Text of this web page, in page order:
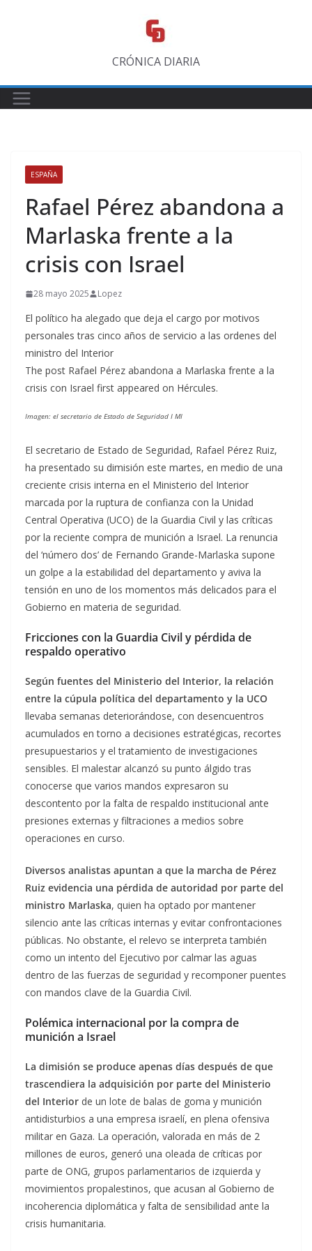
CRÓNICA DIARIA
ESPAÑA
Rafael Pérez abandona a
Marlaska frente a la
crisis con Israel
28 mayo 2025 Lopez
El político ha alegado que deja el cargo por motivos
personales tras cinco años de servicio a las ordenes del
ministro del Interior
The post Rafael Pérez abandona a Marlaska frente a la
crisis con Israel first appeared on Hércules.
Imagen: el secretario de Estado de Seguridad I MI
El secretario de Estado de Seguridad, Rafael Pérez Ruiz,
ha presentado su dimisión este martes, en medio de una
creciente crisis interna en el Ministerio del Interior
marcada por la ruptura de confianza con la Unidad
Central Operativa (UCO) de la Guardia Civil y las críticas
por la reciente compra de munición a Israel. La renuncia
del ‘número dos’ de Fernando Grande-Marlaska supone
un golpe a la estabilidad del departamento y aviva la
tensión en uno de los momentos más delicados para el
Gobierno en materia de seguridad.
Fricciones con la Guardia Civil y pérdida de
respaldo operativo
Según fuentes del Ministerio del Interior, la relación
entre la cúpula política del departamento y la UCO
llevaba semanas deteriorándose, con desencuentros
acumulados en torno a decisiones estratégicas, recortes
presupuestarios y el tratamiento de investigaciones
sensibles. El malestar alcanzó su punto álgido tras
conocerse que varios mandos expresaron su
descontento por la falta de respaldo institucional ante
presiones externas y filtraciones a medios sobre
operaciones en curso.
Diversos analistas apuntan a que la marcha de Pérez
Ruiz evidencia una pérdida de autoridad por parte del
ministro Marlaska, quien ha optado por mantener
silencio ante las críticas internas y evitar confrontaciones
públicas. No obstante, el relevo se interpreta también
como un intento del Ejecutivo por calmar las aguas
dentro de las fuerzas de seguridad y recomponer puentes
con mandos clave de la Guardia Civil.
Polémica internacional por la compra de
munición a Israel
La dimisión se produce apenas días después de que
trascendiera la adquisición por parte del Ministerio
del Interior de un lote de balas de goma y munición
antidisturbios a una empresa israelí, en plena ofensiva
militar en Gaza. La operación, valorada en más de 2
millones de euros, generó una oleada de críticas por
parte de ONG, grupos parlamentarios de izquierda y
movimientos propalestinos, que acusan al Gobierno de
incoherencia diplomática y falta de sensibilidad ante la
crisis humanitaria.